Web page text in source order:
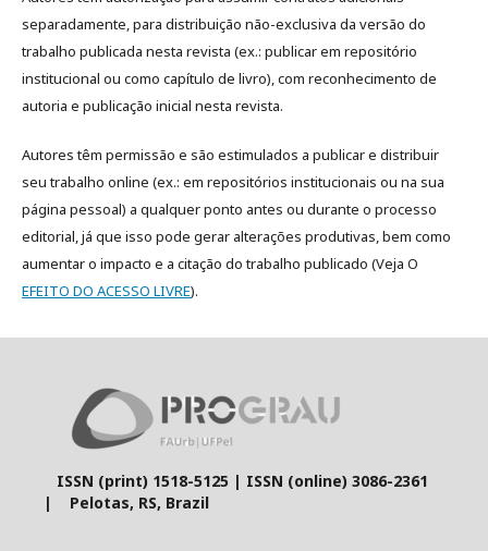
separadamente, para distribuição não-exclusiva da versão do
trabalho publicada nesta revista (ex.: publicar em repositório
institucional ou como capítulo de livro), com reconhecimento de
autoria e publicação inicial nesta revista.
Autores têm permissão e são estimulados a publicar e distribuir
seu trabalho online (ex.: em repositórios institucionais ou na sua
página pessoal) a qualquer ponto antes ou durante o processo
editorial, já que isso pode gerar alterações produtivas, bem como
aumentar o impacto e a citação do trabalho publicado (Veja O
EFEITO DO ACESSO LIVRE).
ISSN (print) 1518-5125 | ISSN (online) 3086-2361
| Pelotas, RS, Brazil